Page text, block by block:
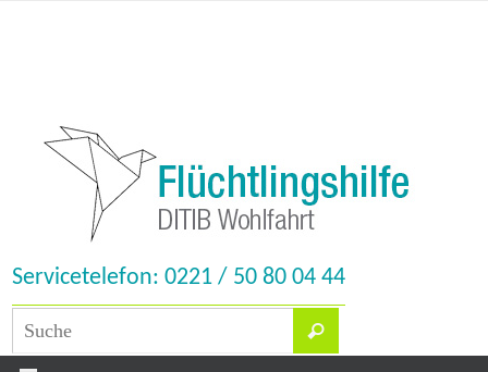
Servicetelefon: 0221 / 50 80 04 44